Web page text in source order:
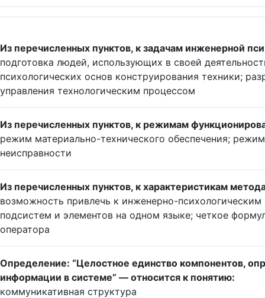
Из перечисленных пунктов, к задачам инженерной
подготовка людей, использующих в своей
психологических основ конструирования техники;
управления технологическим процессом
Из перечисленных пунктов, к режимам
режим материально-технического обеспечения;
неисправности
Из перечисленных пунктов, к характеристикам
возможность привлечь к инженерно-
подсистем и элементов на одном языке; четкое
оператора
Определение: “Целостное единство компонентов,
информации в системе” — относится к понятию:
коммуникативная структура